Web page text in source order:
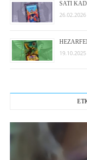
SATI
26.02.2026
19.10.2025